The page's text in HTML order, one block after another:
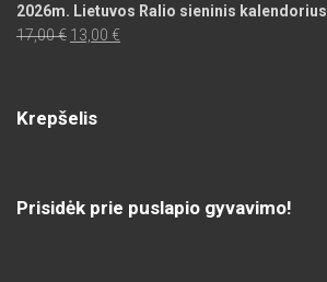
2026m. Lietuvos Ralio sieninis kalendorius
17,00€ Original
13,00 €Current
Krepšelis
Prisidėk prie puslapio gyvavimo!